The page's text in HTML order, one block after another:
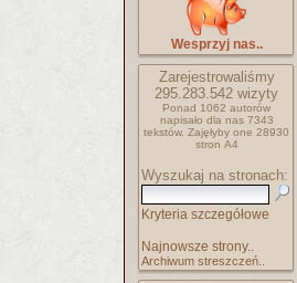
Wesprzyj nas..
Zarejestrowaliśmy
295.283.542 wizyty
Ponad 1062 autorów
napisało dla nas 7343
tekstów. Zajęłyby one 28930
stron A4
Wyszukaj na stronach:
Kryteria szczegółowe
Najnowsze strony..
Archiwum streszczeń..